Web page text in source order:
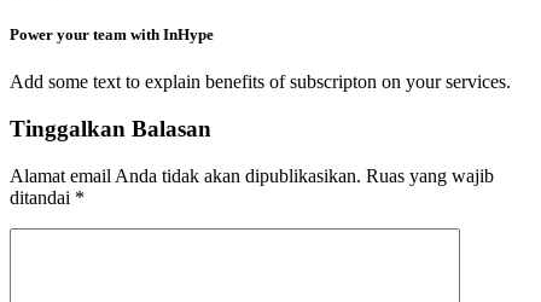
Power your team with InHype
Add some text to explain benefits of subscripton on your services.
Tinggalkan Balasan
Alamat email Anda tidak akan dipublikasikan. Ruas yang wajib
ditandai *